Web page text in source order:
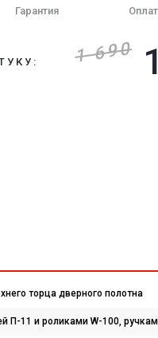
Гарантия
1 690
торца дверного полотна
11 и роликами W-100,